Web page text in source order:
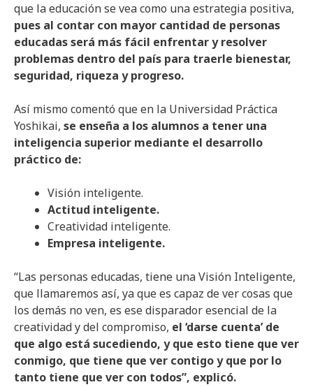
que la educación se vea como una estrategia positiva,
pues al contar con mayor cantidad de personas
educadas será más fácil enfrentar y resolver
problemas dentro del país para traerle bienestar,
seguridad, riqueza y progreso.
Así mismo comentó que en la Universidad Práctica
Yoshikai, se enseña a los alumnos a tener una
inteligencia superior mediante el desarrollo
práctico de:
Visión inteligente.
Actitud inteligente.
Creatividad inteligente.
Empresa inteligente.
“Las personas educadas, tiene una Visión Inteligente,
que llamaremos así, ya que es capaz de ver cosas que
los demás no ven, es ese disparador esencial de la
creatividad y del compromiso, el ‘darse cuenta’ de
que algo está sucediendo, y que esto tiene que ver
conmigo, que tiene que ver contigo y que por lo
tanto tiene que ver con todos”, explicó.